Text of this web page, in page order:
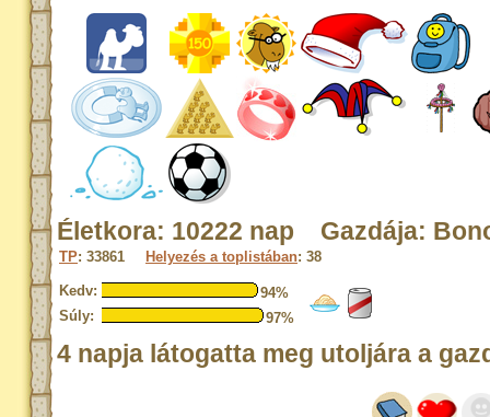
Életkora: 10222 nap Gazdája:
TP: 33861 Helyezés a toplistában: 38
Kedv:
94%
Súly:
97%
4 napja látogatta meg utoljára a